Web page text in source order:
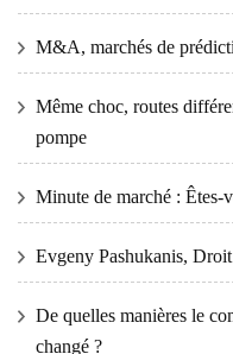
M&A, marchés de
Même choc, routes
pompe
Minute de marché : Êtes-
Evgeny Pashukanis,
De quelles manières le
changé ?